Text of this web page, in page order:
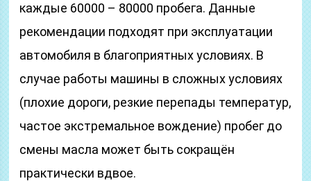
каждые 60000 – 80000 пробега. Данные
рекомендации подходят при эксплуатации
автомобиля в благоприятных условиях. В
случае работы машины в сложных условиях
(плохие дороги, резкие перепады температур,
частое экстремальное вождение) пробег до
смены масла может быть сокращён
практически вдвое.